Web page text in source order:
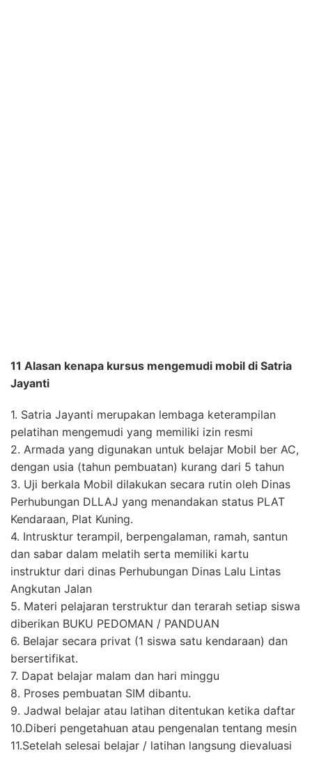
11 Alasan kenapa kursus mengemudi mobil di Satria
Jayanti
1. Satria Jayanti merupakan lembaga keterampilan
pelatihan mengemudi yang memiliki izin resmi
2. Armada yang digunakan untuk belajar Mobil ber AC,
dengan usia (tahun pembuatan) kurang dari 5 tahun
3. Uji berkala Mobil dilakukan secara rutin oleh Dinas
Perhubungan DLLAJ yang menandakan status PLAT
Kendaraan, Plat Kuning.
4. Intrusktur terampil, berpengalaman, ramah, santun
dan sabar dalam melatih serta memiliki kartu
instruktur dari dinas Perhubungan Dinas Lalu Lintas
Angkutan Jalan
5. Materi pelajaran terstruktur dan terarah setiap siswa
diberikan BUKU PEDOMAN / PANDUAN
6. Belajar secara privat (1 siswa satu kendaraan) dan
bersertifikat.
7. Dapat belajar malam dan hari minggu
8. Proses pembuatan SIM dibantu.
9. Jadwal belajar atau latihan ditentukan ketika daftar
10.Diberi pengetahuan atau pengenalan tentang mesin
11.Setelah selesai belajar / latihan langsung dievaluasi